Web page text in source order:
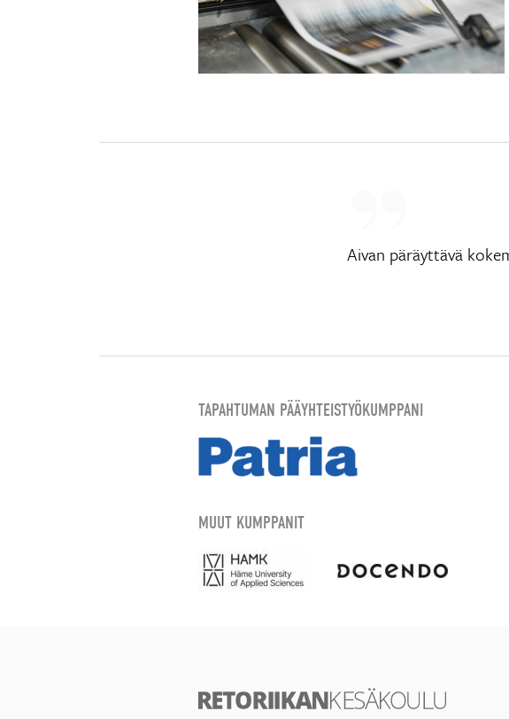
Aivan päräyttävä
TAPAHTUMAN PÄÄYHTEISTYÖKUMPPANI
MUUT KUMPPANIT